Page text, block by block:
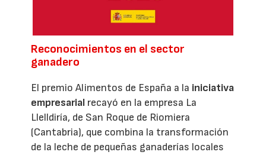
Reconocimientos en el sector
ganadero
El premio Alimentos de España a la iniciativa
empresarial recayó en la empresa La
Llelldiría, de San Roque de Riomiera
(Cantabria), que combina la transformación
de la leche de pequeñas ganaderías locales